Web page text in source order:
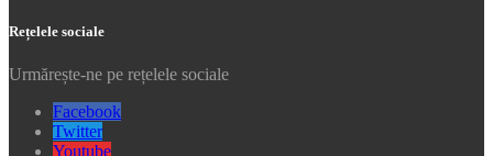
Rețelele sociale
Urmărește-ne pe rețelele sociale
Facebook
Twitter
Youtube